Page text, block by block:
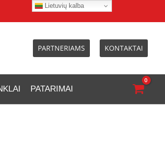
PARTNERIAMS KONTAKTAI
PATARIMAI
Lietuvių kalba